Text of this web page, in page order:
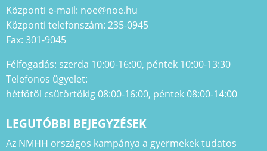
Központi e-mail: noe@noe.hu
Központi telefonszám: 235-0945
Fax: 301-9045
Félfogadás: szerda 10:00-16:00, péntek 10:00-13:30
Telefonos ügyelet:
hétfőtől csütörtökig 08:00-16:00, péntek 08:00-14:00
LEGUTÓBBI BEJEGYZÉSEK
Az NMHH országos kampánya a gyermekek tudatos